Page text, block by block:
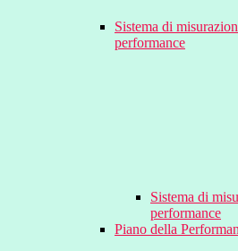
Sistema di
performance
Sistema di
performance
Piano della